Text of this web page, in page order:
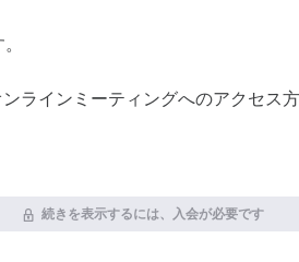
ラインミーティングへのアクセス
続きを表示するには、入会が必要です